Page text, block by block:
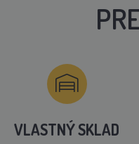
VLASTNÝ SKLAD